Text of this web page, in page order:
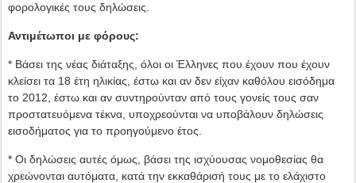
φορολογικές τους δηλώσεις.
Αντιμέτωποι με φόρους:
* Βάσει της νέας διάταξης, όλοι οι Έλληνες που έχουν που έχουν
κλείσει τα 18 έτη ηλικίας, έστω και αν δεν είχαν καθόλου εισόδημα
το 2012, έστω και αν συντηρούνταν από τους γονείς τους σαν
προστατευόμενα τέκνα, υποχρεούνται να υποβάλουν δηλώσεις
εισοδήματος για το προηγούμενο έτος.
* Οι δηλώσεις αυτές όμως, βάσει της ισχύουσας νομοθεσίας θα
χρεώνονται αυτόματα, κατά την εκκαθάρισή τους με το ελάχιστο